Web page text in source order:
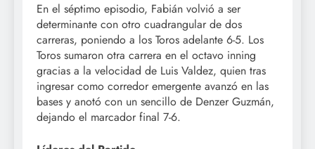
En el séptimo episodio, Fabián volvió a ser
determinante con otro cuadrangular de dos
carreras, poniendo a los Toros adelante 6-5. Los
Toros sumaron otra carrera en el octavo inning
gracias a la velocidad de Luis Valdez, quien tras
ingresar como corredor emergente avanzó en las
bases y anotó con un sencillo de Denzer Guzmán,
dejando el marcador final 7-6.